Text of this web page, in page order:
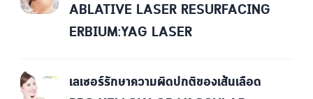
ABLATIVE LASER RESURFACING
ERBIUM:YAG LASER
เลเซอร์รักษาความผิดปกติของเส้นเลือด